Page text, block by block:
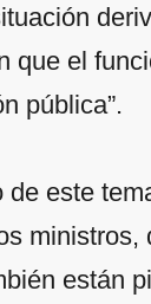
que el
pública”.
de este
ministros,
están